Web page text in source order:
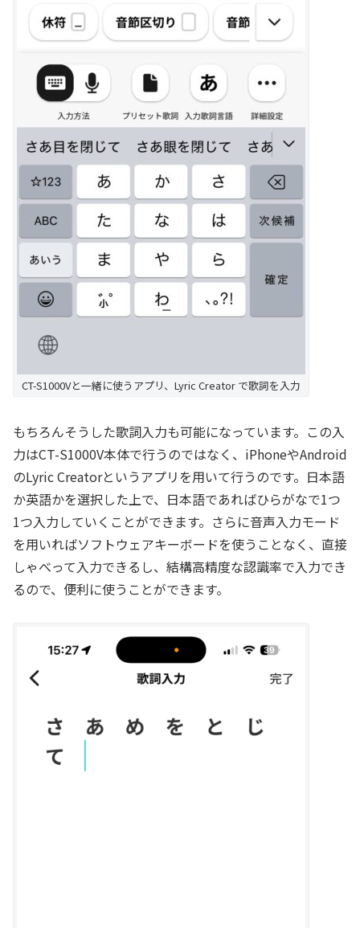
CT-S1000Vと一緒に使うアプリ、Lyric Creator で歌詞を入力
もちろんそうした歌詞入力も可能になっています。この入
力はCT-S1000V本体で行うのではなく、iPhoneやAndroid
のLyric Creatorというアプリを用いて行うのです。日本語
か英語かを選択した上で、日本語であればひらがなで1つ
1つ入力していくことができます。さらに音声入力モード
を用いればソフトウェアキーボードを使うことなく、直接
しゃべって入力できるし、結構高精度な認識率で入力でき
るので、便利に使うことができます。